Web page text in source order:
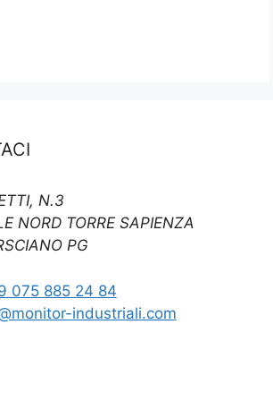
N.3
NORD TORRE SAPIENZA
PG
075 885 24 84
industriali.com